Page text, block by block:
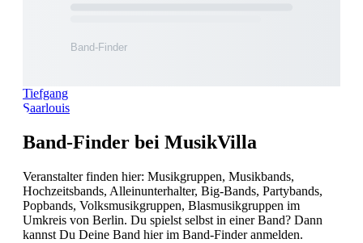
Tiefgang
Saarlouis
Band-Finder bei MusikVilla
Veranstalter finden hier: Musikgruppen, Musikbands,
Hochzeitsbands, Alleinunterhalter, Big-Bands, Partybands,
Popbands, Volksmusikgruppen, Blasmusikgruppen im
Umkreis von Berlin. Du spielst selbst in einer Band? Dann
kannst Du Deine Band hier im Band-Finder anmelden.